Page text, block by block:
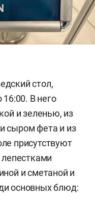
стол,
16:00. В него
и зеленью, из
сыром фета и из
присутствуют
и сметаной и
основных блюд: